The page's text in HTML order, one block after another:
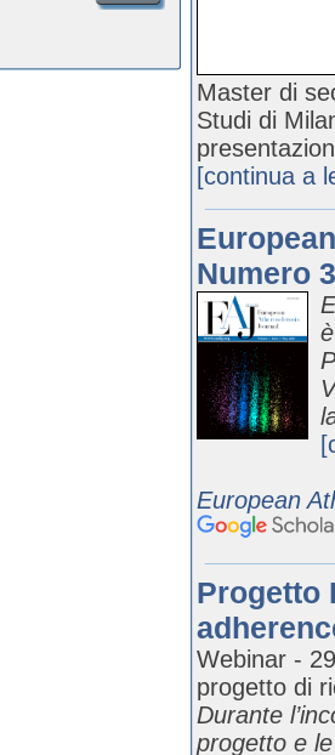
Master di
Studi di
[continua a
Numero
European
Progetto
Webinar -
progetto di
Durante
progetto e